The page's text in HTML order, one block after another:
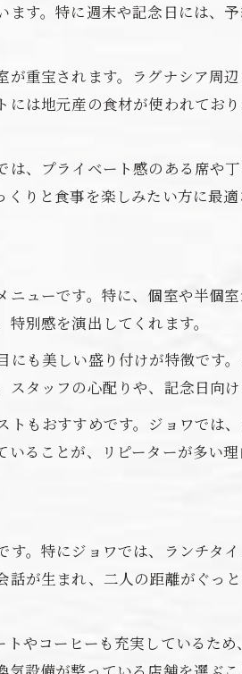
ンチ特集
トランチ時間
ランチ体験
絆
ョワの魅力
デート
チの魅力
底解説
ートランチ
満喫しよう
トを叶える
ランチ魅力
デート提案
ランチ選び
す。特に週末や記念日には、
重宝されます。ラグナシア周
は地元産の食材が使われてお
、プライベート感のある席や
りと食事を楽しみたい方に最適
ューです。特に、個室や半個
別感を演出してくれます。
も美しい盛り付けが特徴です
タッフの心配りや、記念日向け
もおすすめです。ジョワでは
ることが、リピーターが多い理
。特にジョワでは、ランチタ
が生まれ、二人の距離がぐっ
やコーヒーも充実しているた